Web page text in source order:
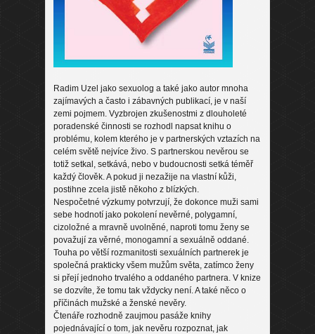
Radim Uzel jako sexuolog a také jako autor mnoha
zajímavých a často i zábavných publikací, je v naší
zemi pojmem. Vyzbrojen zkušenostmi z dlouholeté
poradenské činnosti se rozhodl napsat knihu o
problému, kolem kterého je v partnerských vztazích na
celém světě nejvíce živo. S partnerskou nevěrou se
totiž setkal, setkává, nebo v budoucnosti setká téměř
každý člověk. A pokud ji nezažije na vlastní kůži,
postihne zcela jistě někoho z blízkých.
Nespočetné výzkumy potvrzují, že dokonce muži sami
sebe hodnotí jako pokolení nevěrné, polygamní,
cizoložné a mravně uvolněné, naproti tomu ženy se
považují za věrné, monogamní a sexuálně oddané.
Touha po větší rozmanitosti sexuálních partnerek je
společná prakticky všem mužům světa, zatímco ženy
si přejí jednoho trvalého a oddaného partnera. V knize
se dozvíte, že tomu tak vždycky není. A také něco o
příčinách mužské a ženské nevěry.
Čtenáře rozhodně zaujmou pasáže knihy
pojednávající o tom, jak nevěru rozpoznat, jak